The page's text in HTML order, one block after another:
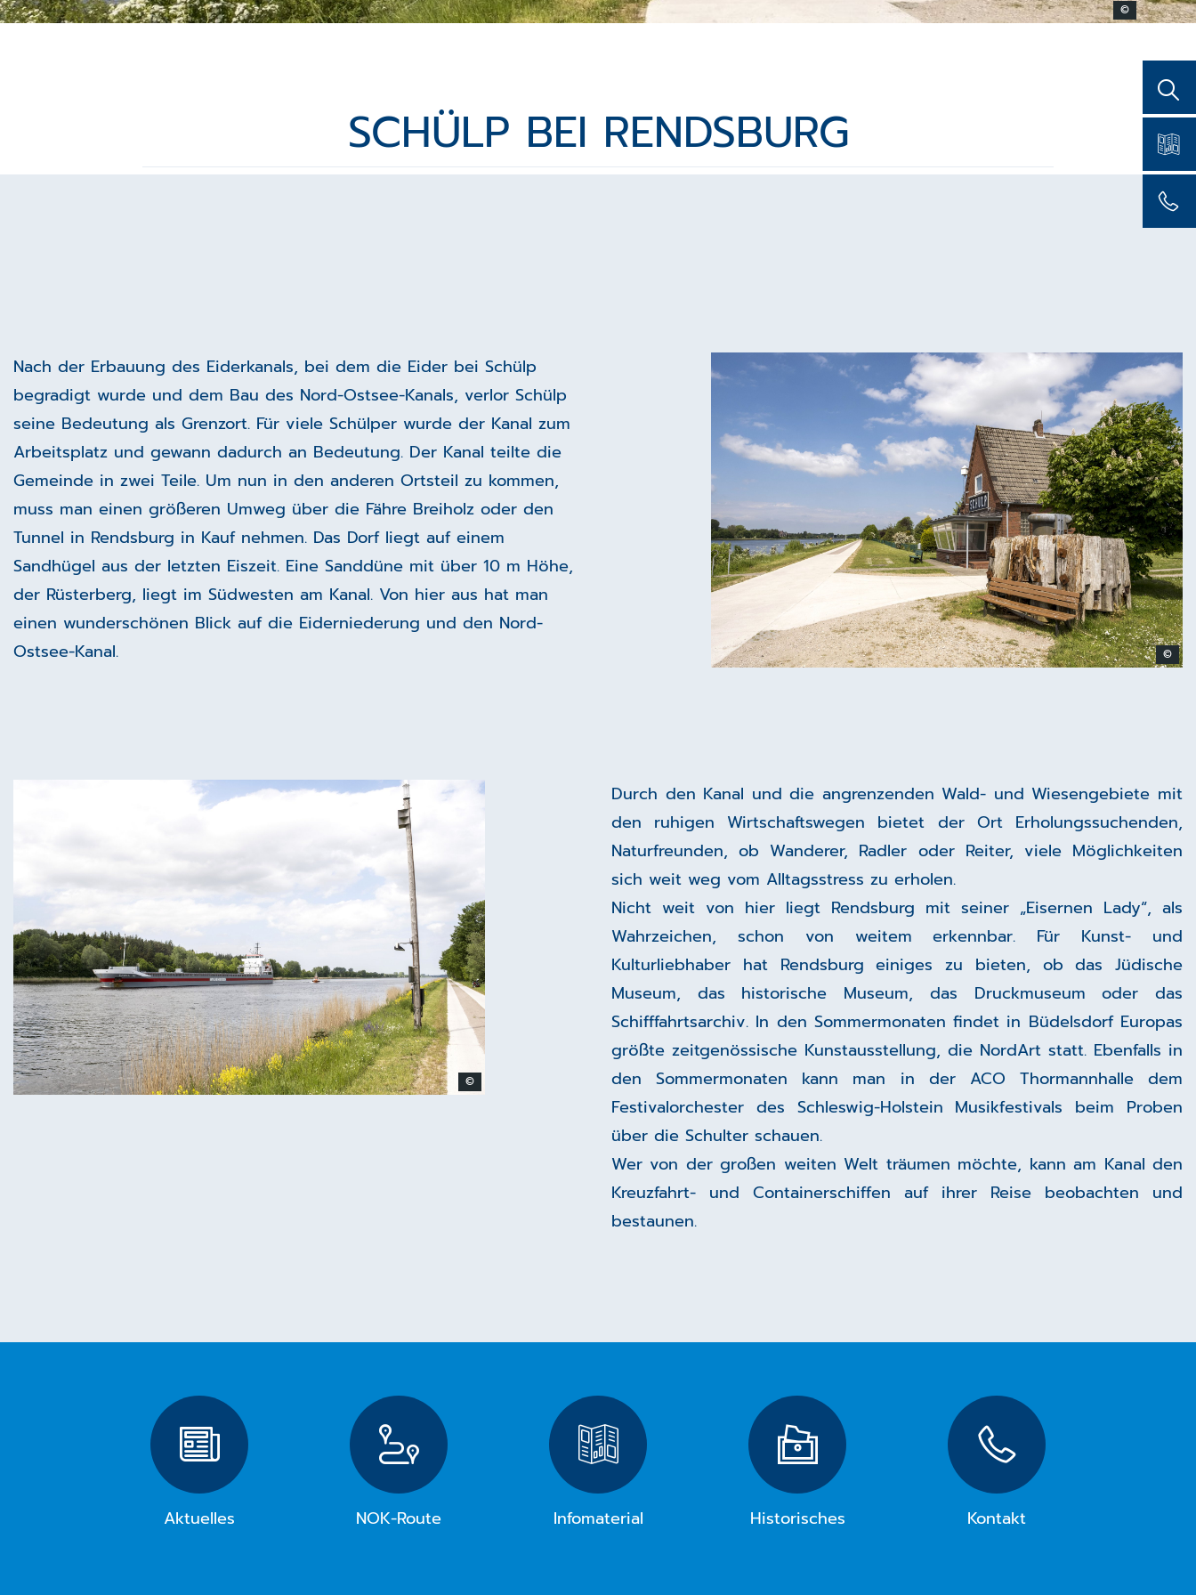
©
SCHÜLP BEI RENDSBURG
Nach der Erbauung des Eiderkanals, bei dem die Eider bei Schülp
begradigt wurde und dem Bau des Nord-Ostsee-Kanals, verlor Schülp
seine Bedeutung als Grenzort. Für viele Schülper wurde der Kanal zum
Arbeitsplatz und gewann dadurch an Bedeutung. Der Kanal teilte die
Gemeinde in zwei Teile. Um nun in den anderen Ortsteil zu kommen,
muss man einen größeren Umweg über die Fähre Breiholz oder den
Tunnel in Rendsburg in Kauf nehmen. Das Dorf liegt auf einem
Sandhügel aus der letzten Eiszeit. Eine Sanddüne mit über 10 m Höhe,
der Rüsterberg, liegt im Südwesten am Kanal. Von hier aus hat man
einen wunderschönen Blick auf die Eiderniederung und den Nord-
Ostsee-Kanal.
©
©
Durch den Kanal und die angrenzenden Wald- und Wiesengebiete mit
den ruhigen Wirtschaftswegen bietet der Ort Erholungssuchenden,
Naturfreunden, ob Wanderer, Radler oder Reiter, viele Möglichkeiten
sich weit weg vom Alltagsstress zu erholen.
Nicht weit von hier liegt Rendsburg mit seiner „Eisernen Lady“, als
Wahrzeichen, schon von weitem erkennbar. Für Kunst- und
Kulturliebhaber hat Rendsburg einiges zu bieten, ob das Jüdische
Museum, das historische Museum, das Druckmuseum oder das
Schifffahrtsarchiv. In den Sommermonaten findet in Büdelsdorf Europas
größte zeitgenössische Kunstausstellung, die NordArt statt. Ebenfalls in
den Sommermonaten kann man in der ACO Thormannhalle dem
Festivalorchester des Schleswig-Holstein Musikfestivals beim Proben
über die Schulter schauen.
Wer von der großen weiten Welt träumen möchte, kann am Kanal den
Kreuzfahrt- und Containerschiffen auf ihrer Reise beobachten und
bestaunen.
Aktuelles NOK-Route Infomaterial Historisches Kontakt